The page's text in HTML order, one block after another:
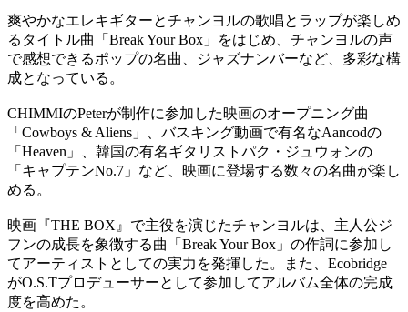
爽やかなエレキギターとチャンヨルの歌唱とラップが楽しめ
るタイトル曲「Break Your Box」をはじめ、チャンヨルの声
で感想できるポップの名曲、ジャズナンバーなど、多彩な構
成となっている。
CHIMMIのPeterが制作に参加した映画のオープニング曲
「Cowboys & Aliens」、バスキング動画で有名なAancodの
「Heaven」、韓国の有名ギタリストパク・ジュウォンの
「キャプテンNo.7」など、映画に登場する数々の名曲が楽し
める。
映画『THE BOX』で主役を演じたチャンヨルは、主人公ジ
フンの成長を象徴する曲「Break Your Box」の作詞に参加し
てアーティストとしての実力を発揮した。また、Ecobridge
がO.S.Tプロデューサーとして参加してアルバム全体の完成
度を高めた。